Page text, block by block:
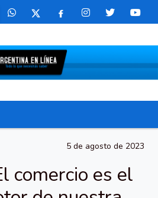
5 de agosto de 2023
comercio es el